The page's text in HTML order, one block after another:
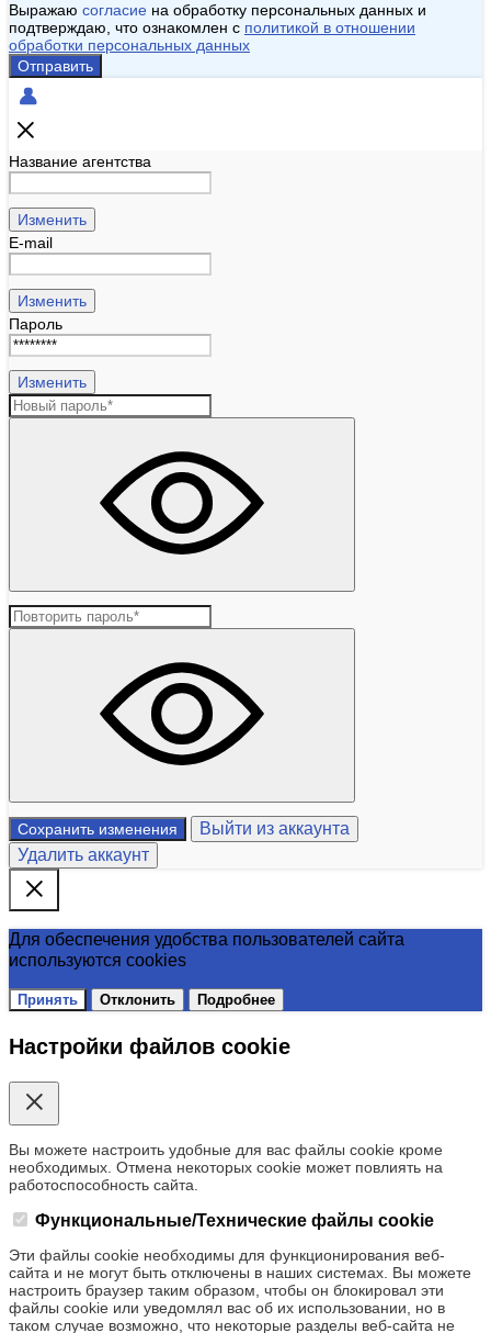
Выражаю согласие на обработку персональных данных и
подтверждаю, что ознакомлен с политикой в отношении
обработки персональных данных
Отправить
Название агентства
Изменить
E-mail
Изменить
Пароль
Изменить
Сохранить изменения
Выйти из аккаунта
Удалить аккаунт
Для обеспечения удобства пользователей сайта
используются cookies
Принять Отклонить Подробнее
Настройки файлов cookie
Вы можете настроить удобные для вас файлы cookie кроме
необходимых. Отмена некоторых cookie может повлиять на
работоспособность сайта.
Функциональные/Технические файлы cookie
Эти файлы cookie необходимы для функционирования веб-
сайта и не могут быть отключены в наших системах. Вы можете
настроить браузер таким образом, чтобы он блокировал эти
файлы cookie или уведомлял вас об их использовании, но в
таком случае возможно, что некоторые разделы веб-сайта не